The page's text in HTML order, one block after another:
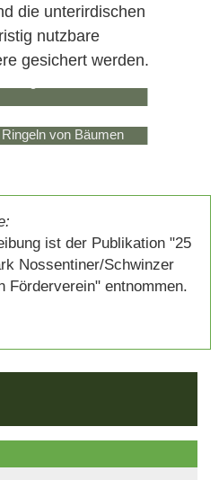
die unterirdischen
nutzbare
gesichert werden.
von Bäumen
ist der Publikation "25
Nossentiner/Schwinzer
Förderverein" entnommen.